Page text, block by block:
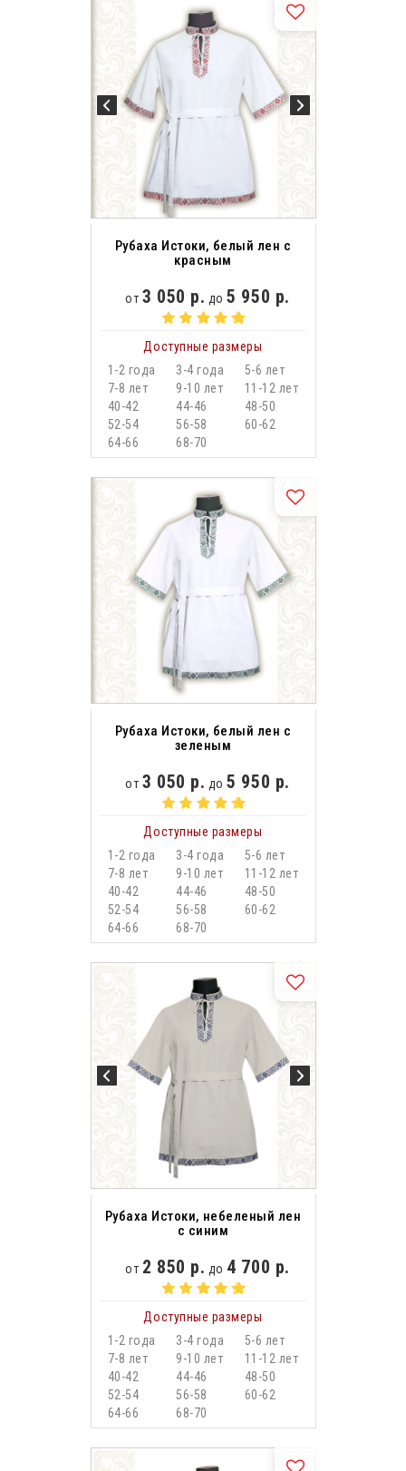
Рубаха Истоки, белый лен с
красным
от 3 050 р. до5 950 р.
Доступные размеры
1-2 года
3-4 года
5-6 лет
7-8 лет
9-10 лет
11-12 лет
40-42
44-46
48-50
52-54
56-58
60-62
64-66
68-70
Рубаха Истоки, белый лен с
зеленым
от 3 050 р. до5 950 р.
Доступные размеры
1-2 года
3-4 года
5-6 лет
7-8 лет
9-10 лет
11-12 лет
40-42
44-46
48-50
52-54
56-58
60-62
64-66
68-70
Рубаха Истоки, небеленый лен
с синим
от 2 850 р. до 4 700 р.
Доступные размеры
1-2 года
3-4 года
5-6 лет
7-8 лет
9-10 лет
11-12 лет
40-42
44-46
48-50
52-54
56-58
60-62
64-66
68-70